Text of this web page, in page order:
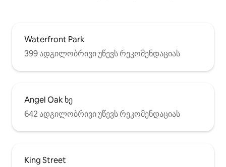
Waterfront Park
399 ადგილობრივი უწევს რეკომენდაციას
Angel Oak ხე
642 ადგილობრივი უწევს რეკომენდაციას
King Street